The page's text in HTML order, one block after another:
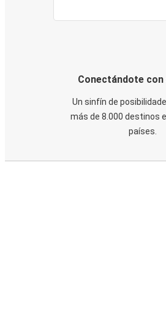
Conectándote con
Un sinfín de
más de 8.000 destinos
países.